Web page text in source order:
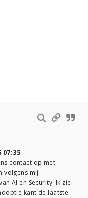
07:35
contact op met
volgens mij
AI en Security. Ik zie
kant de laatste